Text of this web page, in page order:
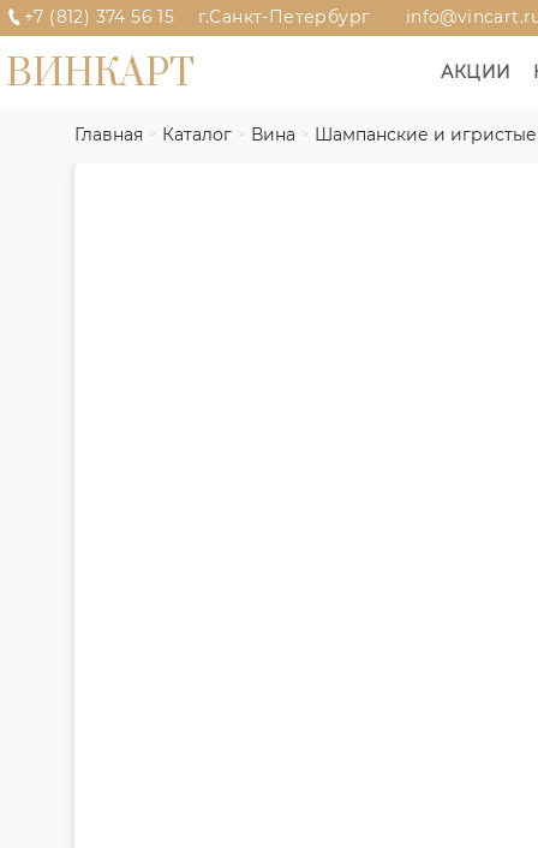
+7 (812) 374 56 15 г.Санкт-Петербург
ВИНКАРТ АКЦИИ
Главная Каталог Вина Шампанские и